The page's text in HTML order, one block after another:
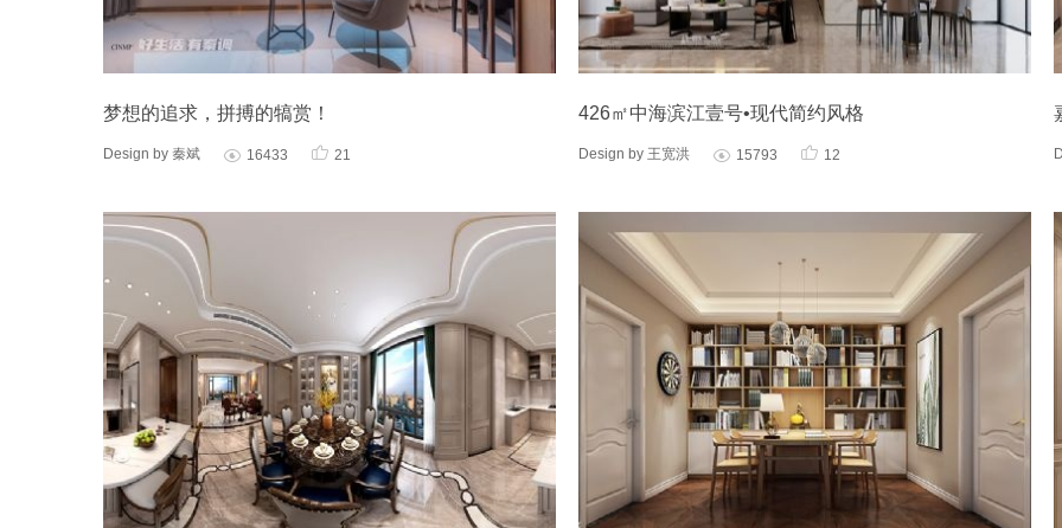
梦想的追求，拼搏的犒赏！
Design by 秦斌  16433 21
426㎡中海滨江壹号•现代简约风格
Design by 王宽洪  15793 12